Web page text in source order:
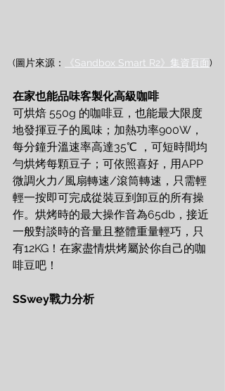
(圖片來源： 《Sandbox Smart R2》集資頁面)
在家也能品味客製化高級咖啡
可烘焙 550g 的咖啡豆，也能最大限度
地發揮豆子的風味；加熱功率900W，
每分鐘升溫速率高達35℃ ，可短時間均
勻烘烤每顆豆子；可依照喜好，用APP
微調火力/風扇轉速/滾筒轉速，只需輕
輕一按即可完成從裝豆到卸豆的所有操
作。烘烤時的最大操作音為65db，接近
一般對談時的音量且整體重量輕巧，只
有12KG！在家盡情烘烤屬於你自己的咖
啡豆吧！
SSwey戰力分析